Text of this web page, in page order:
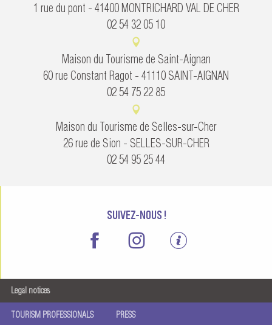
1 rue du pont - 41400 MONTRICHARD VAL DE CHER
02 54 32 05 10
Maison du Tourisme de Saint-Aignan
60 rue Constant Ragot - 41110 SAINT-AIGNAN
02 54 75 22 85
Maison du Tourisme de Selles-sur-Cher
26 rue de Sion - SELLES-SUR-CHER
02 54 95 25 44
SUIVEZ-NOUS !
Legal notices
TOURISM PROFESSIONALS PRESS